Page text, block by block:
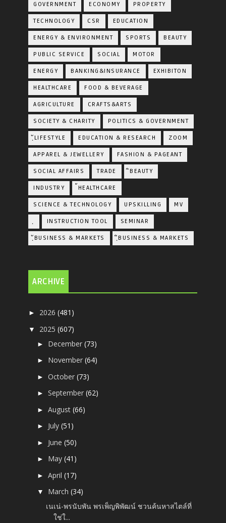
GOVERNMENT ECONOMY PROPERTY
TECHNOLOGY CSR EDUCATION
ENERGY & ENVIRONMENT SPORTS BEAUTY
PUBLIC SERVICE SOCIAL MOTOR
ENERGY BANKING&INSURANCE EXHIBITON
HEALTHCARE FOOD & BEVERAGE
AGRICULTURE CRAFTS&ARTS
SOCIETY & CHARITY POLITICS & GOVERNMENT
ฺัLIFESTYLE EDUCATION & RESEARCH ZOOM
APPAREL & JEWELLERY FASHION & PAGEANT
SOCIAL AFFAIRS TRADE ิBEAUTY
INDUSTRY ้HEALTHCARE
SCIENCE & TECHNOLOGY UPSKILLING MV
INSTRUCTION TOOL SEMINAR
ฺัBUSINESS & MARKETS ฺิBUSINESS & MARKETS
ARCHIVE
► 2026(481)
▼ 2025(607)
► December(73)
► November(64)
►October(73)
►September(62)
►August(66)
► July(51)
► June(50)
► May(41)
►April(17)
▼ March(34)
เนเน่-พรนับพัน พรเพ็ญพิพัฒน์ ชวนค้นหาสไตล์ที่
ใช่ใ...